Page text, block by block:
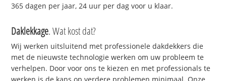
365 dagen per jaar, 24 uur per dag voor u klaar.
Daklekkage. Wat kost dat?
Wij werken uitsluitend met professionele dakdekkers die
met de nieuwste technologie werken om uw probleem te
verhelpen. Door voor ons te kiezen en met professionals te